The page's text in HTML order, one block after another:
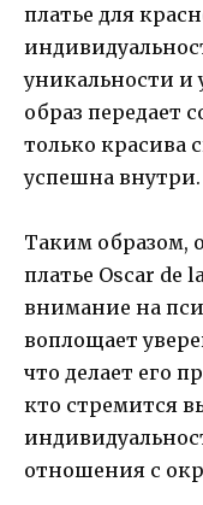
платье для
уникальности и
образ передает
только красива
успешна внутри.
Таким образом,
платье Oscar de
внимание на
воплощает
что делает его
кто стремится
отношения с